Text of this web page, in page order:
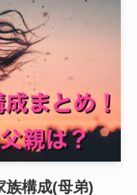
族構成(母弟)